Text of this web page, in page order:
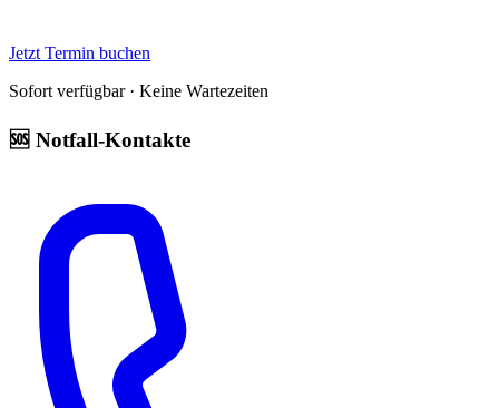
Jetzt Termin buchen
Sofort verfügbar · Keine Wartezeiten
🆘 Notfall-Kontakte